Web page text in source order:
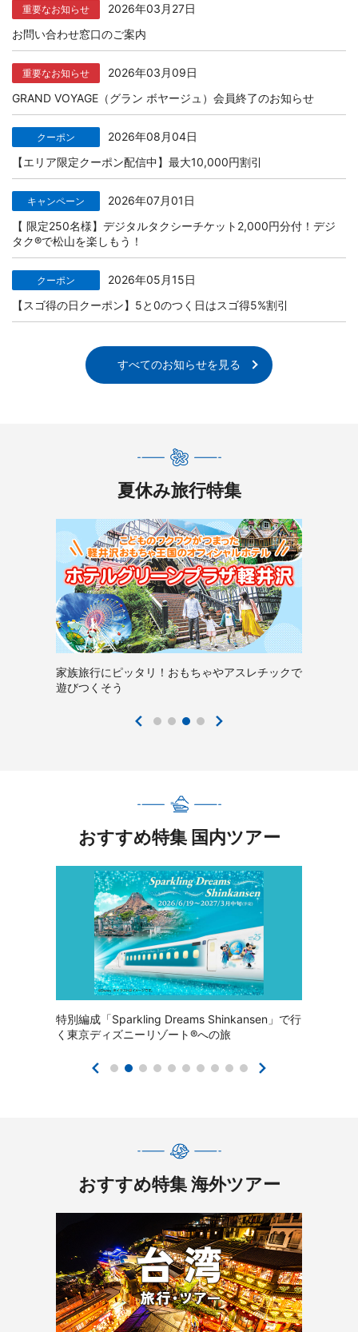
重要なお知らせ
2026年03月27日
お問い合わせ窓口のご案内
重要なお知らせ
2026年03月09日
GRAND VOYAGE（グラン ボヤージュ）会員終了のお知らせ
クーポン
2026年08月04日
【エリア限定クーポン配信中】最大10,000円割引
キャンペーン
2026年07月01日
【 限定250名様】デジタルタクシーチケット2,000円分付！デジ
タク®で松山を楽しもう！
クーポン
2026年05月15日
【スゴ得の日クーポン】5と0のつく日はスゴ得5%割引
すべてのお知らせを見る
夏休み旅行特集
家族旅行にピッタリ！おもちゃやアスレチックで
遊びつくそう
おすすめ特集 国内ツアー
往復JRとうれしいポイント付のおトクな日帰り
ツアー
おすすめ特集 海外ツアー